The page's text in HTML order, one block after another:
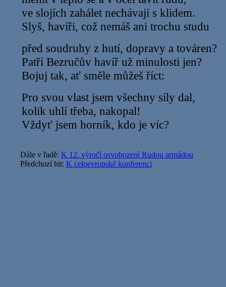
ve slojích zahálet nechávají s klidem.
Slyš, havíři, což nemáš ani trochu studu
před soudruhy z hutí, dopravy a továren?
Patří Bezručův havíř už minulosti jen?
Bojuj tak, ať směle můžeš říct:
Pro svou vlast jsem všechny síly dal,
kolik uhlí třeba, nakopal!
Vždyť jsem horník, kdo je víc?
Dále v řadě: K 12. výročí osvobození Rudou armádou
Předchozí hit: K celoevropské konferenci